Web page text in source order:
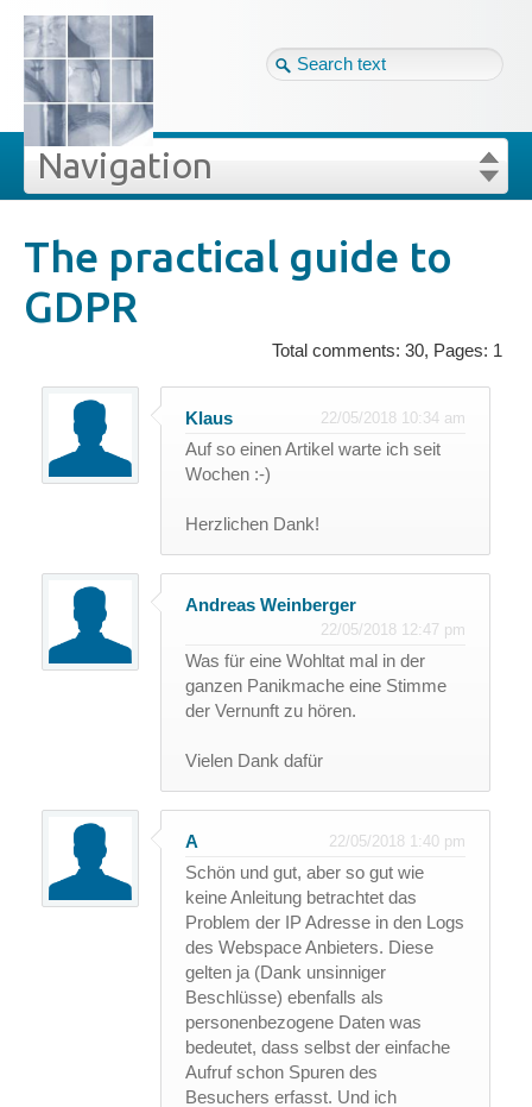
Tag cloud
Site map
Login
Forgot your password?
Navigation
Projekte
Veröffentlichungen
Impressum
The practical guide to
GDPR
Total comments: 30, Pages: 1
Klaus 22/05/2018 10:34 am
Auf so einen Artikel warte ich seit
Wochen :-)
Herzlichen Dank!
Andreas Weinberger
22/05/2018 12:47 pm
Was für eine Wohltat mal in der
ganzen Panikmache eine Stimme
der Vernunft zu hören.
Vielen Dank dafür
A 22/05/2018 1:40 pm
Schön und gut, aber so gut wie
keine Anleitung betrachtet das
Problem der IP Adresse in den Logs
des Webspace Anbieters. Diese
gelten ja (Dank unsinniger
Beschlüsse) ebenfalls als
personenbezogene Daten was
bedeutet, dass selbst der einfache
Aufruf schon Spuren des
Besuchers erfasst. Und ich